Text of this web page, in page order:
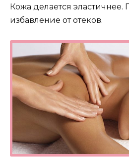
Кожа делается эластичнее.
избавление от отеков.